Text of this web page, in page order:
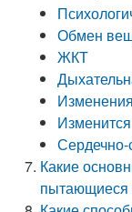
Обмен
ЖКТ
Сердечно-
Какие
пытающиеся